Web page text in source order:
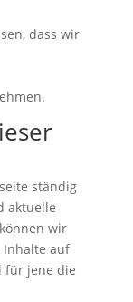
dass wir
ständig
aktuelle
wir
auf
für jene die